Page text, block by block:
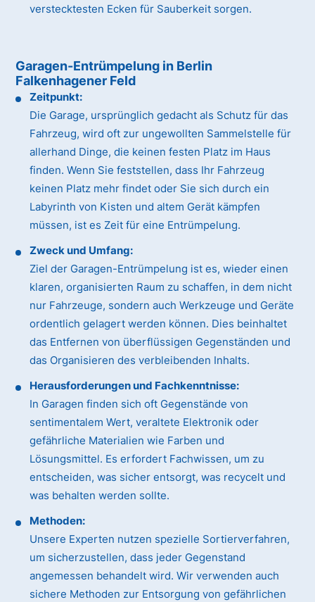
verstecktesten Ecken für Sauberkeit sorgen.
Garagen-Entrümpelung in Berlin
Falkenhagener Feld
Zeitpunkt:
Die Garage, ursprünglich gedacht als Schutz für das
Fahrzeug, wird oft zur ungewollten Sammelstelle für
allerhand Dinge, die keinen festen Platz im Haus
finden. Wenn Sie feststellen, dass Ihr Fahrzeug
keinen Platz mehr findet oder Sie sich durch ein
Labyrinth von Kisten und altem Gerät kämpfen
müssen, ist es Zeit für eine Entrümpelung.
Zweck und Umfang:
Ziel der Garagen-Entrümpelung ist es, wieder einen
klaren, organisierten Raum zu schaffen, in dem nicht
nur Fahrzeuge, sondern auch Werkzeuge und Geräte
ordentlich gelagert werden können. Dies beinhaltet
das Entfernen von überflüssigen Gegenständen und
das Organisieren des verbleibenden Inhalts.
Herausforderungen und Fachkenntnisse:
In Garagen finden sich oft Gegenstände von
sentimentalem Wert, veraltete Elektronik oder
gefährliche Materialien wie Farben und
Lösungsmittel. Es erfordert Fachwissen, um zu
entscheiden, was sicher entsorgt, was recycelt und
was behalten werden sollte.
Methoden:
Unsere Experten nutzen spezielle Sortierverfahren,
um sicherzustellen, dass jeder Gegenstand
angemessen behandelt wird. Wir verwenden auch
sichere Methoden zur Entsorgung von gefährlichen